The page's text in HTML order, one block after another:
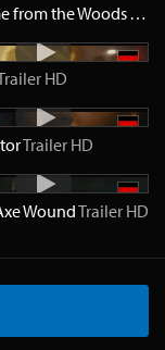
She Came from the Woods
HD
Trailer HD
WoundTrailer HD